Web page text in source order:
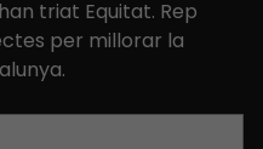
triat Equitat. Rep
per millorar la